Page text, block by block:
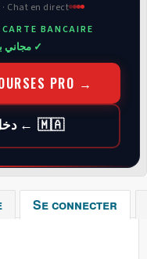
· Chat en direct
BANCAIRE
✓ مجاني
PRO →
🇲🇦 ← دخل لـ CasaCourses Pro
Se connecter